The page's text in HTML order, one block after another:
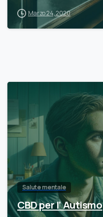
Marzo 24, 2020
Salute mentale
CBD per l’ Autismo